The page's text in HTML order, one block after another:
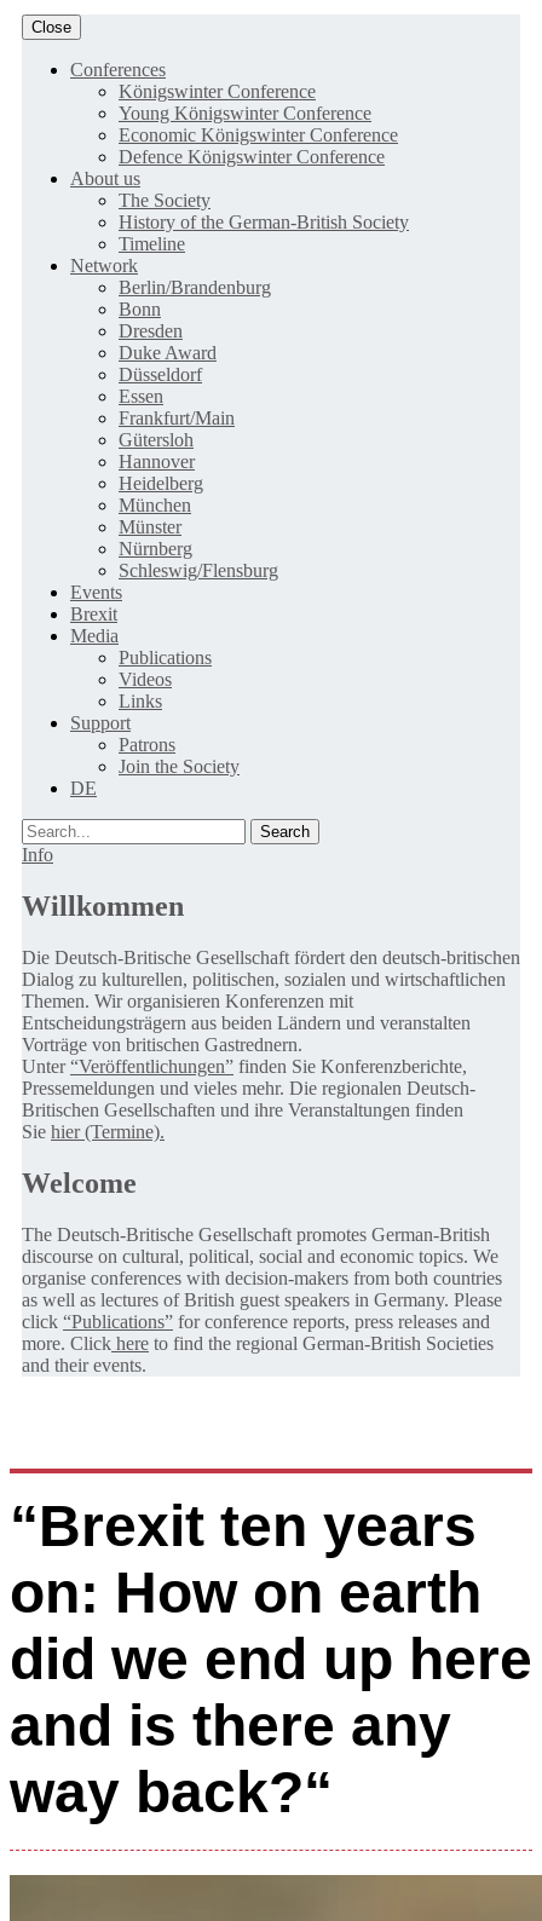
Close
Conferences
Königswinter Conference
Young Königswinter Conference
Economic Königswinter Conference
Defence Königswinter Conference
About us
The Society
History of the German-British Society
Timeline
Network
Berlin/Brandenburg
Bonn
Dresden
Duke Award
Düsseldorf
Essen
Frankfurt/Main
Gütersloh
Hannover
Heidelberg
München
Münster
Nürnberg
Schleswig/Flensburg
Events
Brexit
Media
Publications
Videos
Links
Support
Patrons
Join the Society
DE
Search
Info
Willkommen
Die Deutsch-Britische Gesellschaft fördert den deutsch-britischen
Dialog zu kulturellen, politischen, sozialen und wirtschaftlichen
Themen. Wir organisieren Konferenzen mit
Entscheidungsträgern aus beiden Ländern und veranstalten
Vorträge von britischen Gastrednern.
Unter“Veröffentlichungen” finden Sie Konferenzberichte,
Pressemeldungen und vieles mehr. Die regionalen Deutsch-
Britischen Gesellschaften und ihre Veranstaltungen finden
Sie hier (Termine).
Welcome
The Deutsch-Britische Gesellschaft promotes German-British
discourse on cultural, political, social and economic topics. We
organise conferences with decision-makers from both countries
as well as lectures of British guest speakers in Germany. Please
click “Publications” for conference reports, press releases and
more. Click here to find the regional German-British Societies
and their events.
“Brexit ten years
on: How on earth
did we end up here
and is there any
way back?“